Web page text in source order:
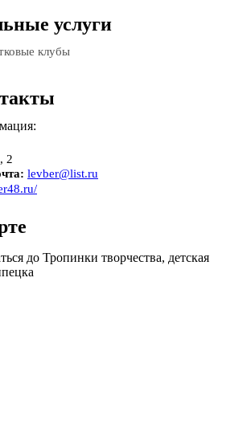
услуги
клубы
2
levber@list.ru
до Тропинки творчества, детская